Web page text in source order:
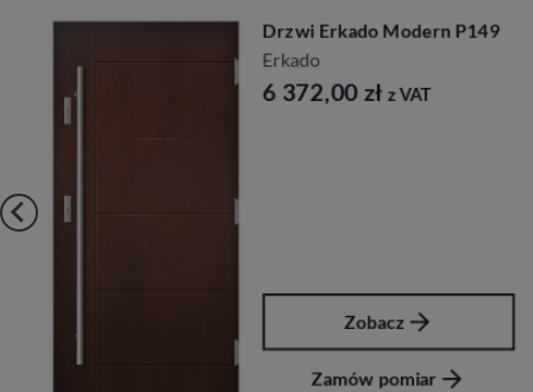
Drzwi Erkado Modern P149
Erkado
6 372,00zł z VAT
Zobacz
Zamów pomiar